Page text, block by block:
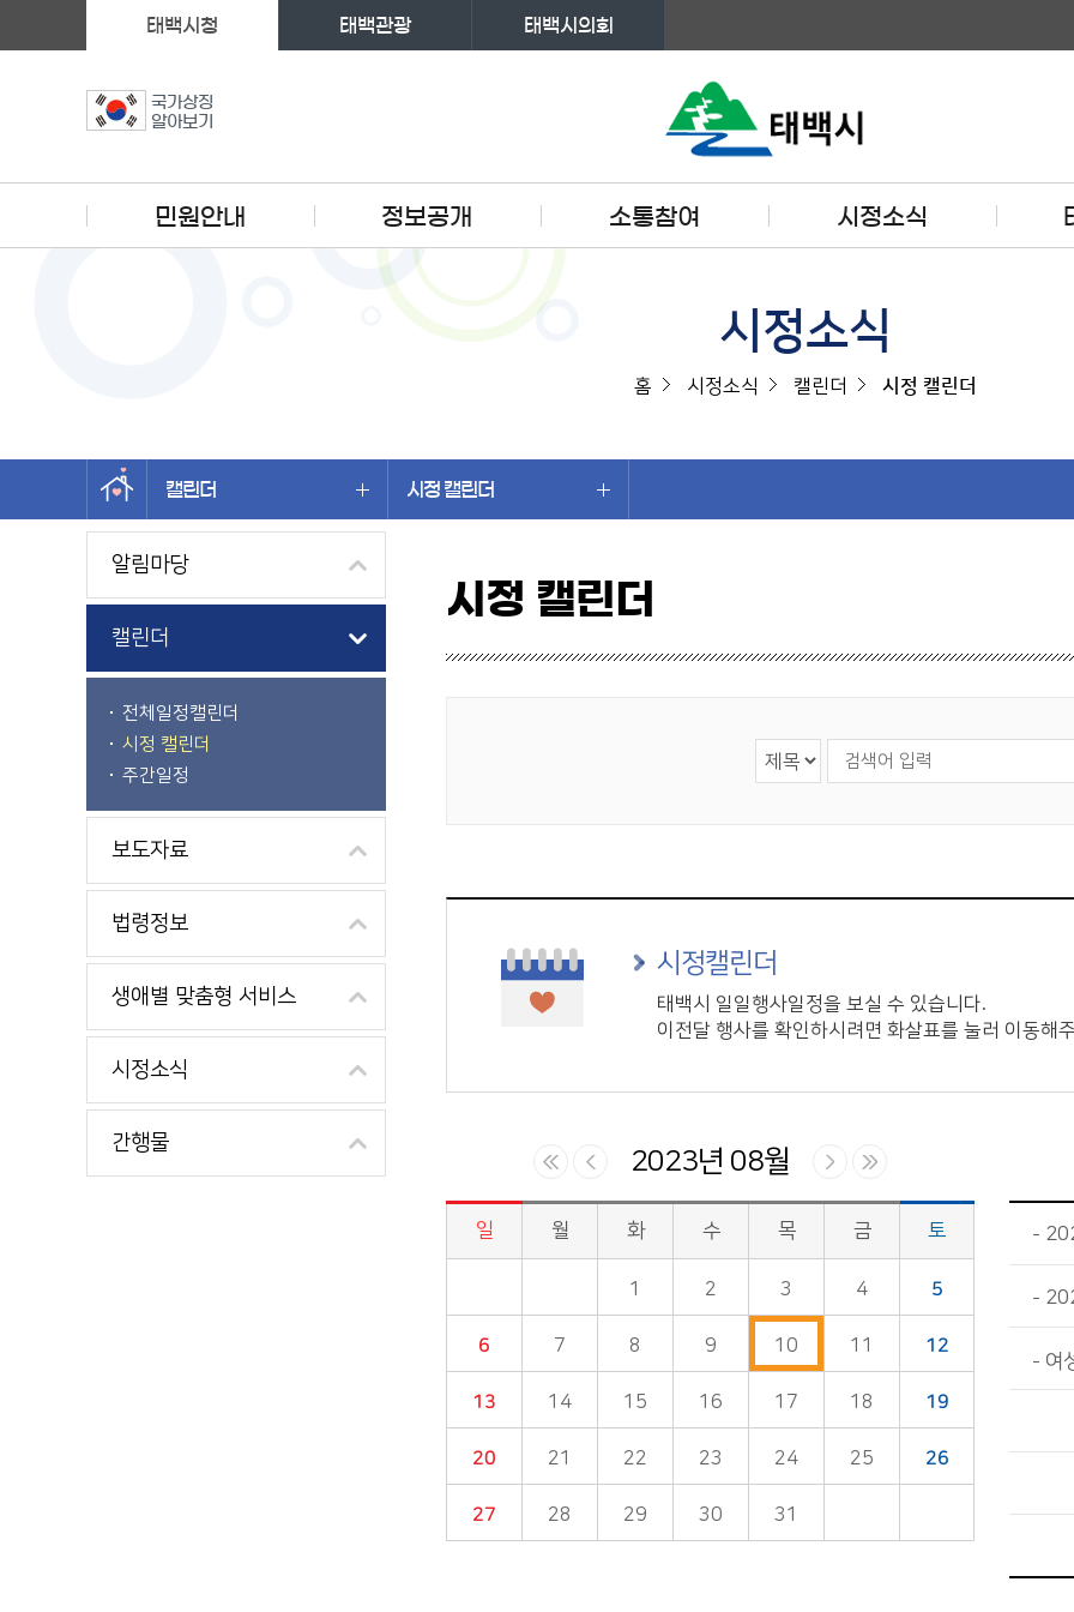
국가상징
알아보기
태백시청 태백관광 태백시의회
민원안내 정보공개 소통참여 시정소식
시정소식
홈 시정소식 캘린더 시정 캘린더
캘린더 시정 캘린더
왼쪽메뉴
알림마당
캘린더
전체일정캘린더
시정 캘린더
주간일정
보도자료
법령정보
생애별 맞춤형 서비스
시정소식
간행물
시정 캘린더
시정캘린더
태백시 일일행사일정을 보실 수 있습니다.
이전달 행사를 확인하시려면 화살표를 눌러 이동해
2023년 08월
시정소식>시정 캘린더 게시판의 (2023년 08월) 달력형태로 일정명, 일정내용을 제공합니다.
일 월 화 수 목 금 토
1 2 3 4 5
6 7 8 9 10 11 12
13 14 15 16 17 18 19
20 21 22 23 24 25 26
27 28 29 30 31
여